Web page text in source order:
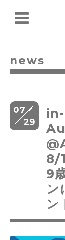
news
07
29
8/
9
ン
ン